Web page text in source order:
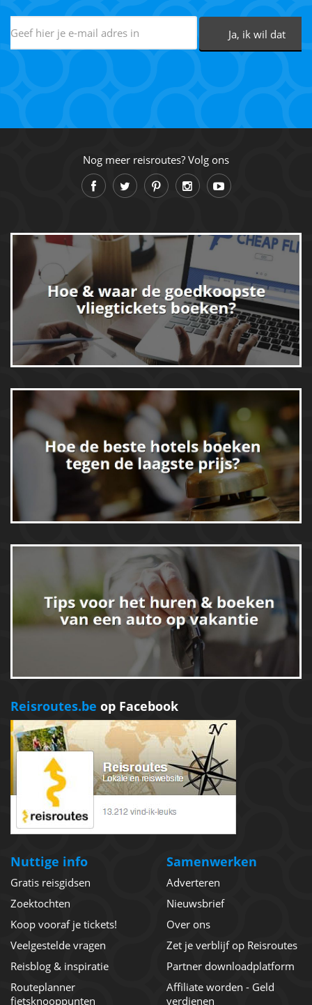
Nog meer reisroutes? Volg ons
Reisroutes.be op Facebook
Nuttige info
Gratis reisgidsen
Zoektochten
Koop vooraf je tickets!
Veelgestelde vragen
Reisblog & inspiratie
Routeplanner
fietsknooppunten
Samenwerken
Adverteren
Nieuwsbrief
Over ons
Zet je verblijf op Reisroutes
Partner downloadplatform
Affiliate worden - Geld
verdienen